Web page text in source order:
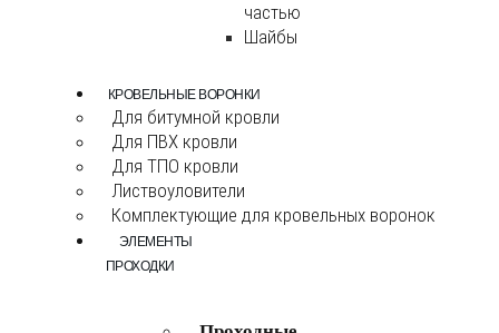
частью
Шайбы
КРОВЕЛЬНЫЕ ВОРОНКИ
Для битумной кровли
Для ПВХ кровли
Для ТПО кровли
Листвоуловители
Комплектующие для кровельных воронок
ЭЛЕМЕНТЫ
ПРОХОДКИ